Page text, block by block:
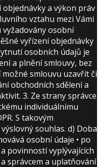
objednávky a výkon práv
vztahu mezi Vámi
vyžadovány osobní
vyřízení objednávky
osobních údajů je
a plnění smlouvy, bez
smlouvu uzavřít či
obchodních sdělení a
3. Ze strany správce
individuálnímu
S takovým
souhlas. d) Doba
osobní údaje • po
povinností vyplývajících
správcem a uplatňování